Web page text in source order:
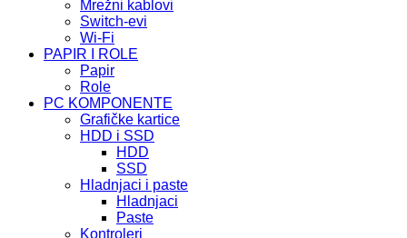
Mrežni kablovi
Switch-evi
Wi-Fi
PAPIR I ROLE
Papir
Role
PC KOMPONENTE
Grafičke kartice
HDD i SSD
HDD
SSD
Hladnjaci i paste
Hladnjaci
Paste
Kontroleri